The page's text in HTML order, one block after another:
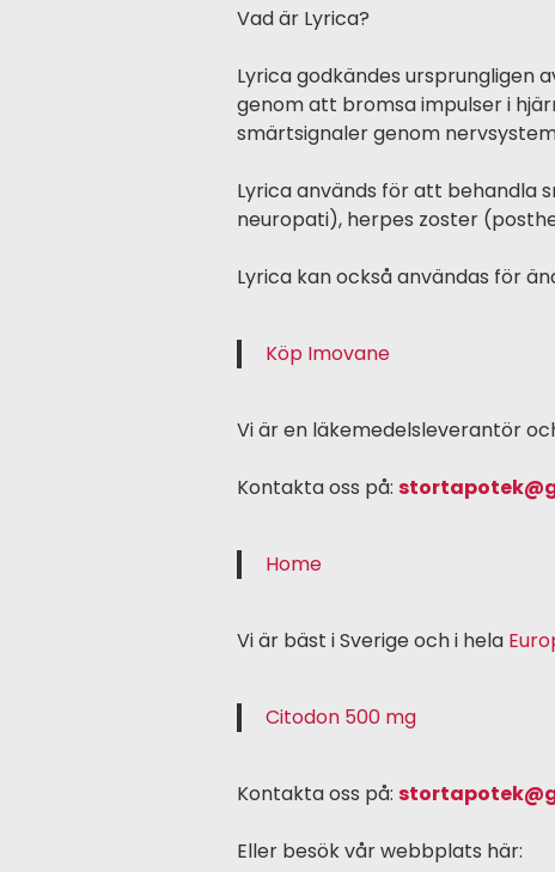
Vad är Lyrica?
Lyrica godkändes ursprungligen
genom att bromsa impulser i
smärtsignaler genom
Lyrica används för att behandla
neuropati), herpes zoster
Lyrica kan också användas för
Köp Imovane
Vi är en läkemedelsleverantör
Kontakta oss på:
Home
Vi är bäst i Sverige och i hela
Citodon 500 mg
Kontakta oss på:
Eller besök vår webbplats här: